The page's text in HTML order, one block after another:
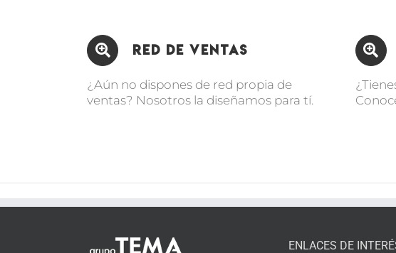
Red de Ventas
¿Aún no dispones de red propia de
ventas? Nosotros la diseñamos para tí.
ENLACES DE